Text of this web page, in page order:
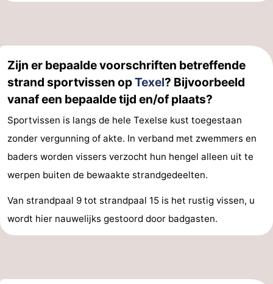
Zijn er bepaalde voorschriften betreffende
strand sportvissen opTexel? Bijvoorbeeld
vanaf een bepaalde tijd en/of plaats?
Sportvissen is langs de hele Texelse kust toegestaan
zonder vergunning of akte. In verband met zwemmers en
baders worden vissers verzocht hun hengel alleen uit te
werpen buiten de bewaakte strandgedeelten.
Van strandpaal 9 tot strandpaal 15 is het rustig vissen, u
wordt hier nauwelijks gestoord door badgasten.